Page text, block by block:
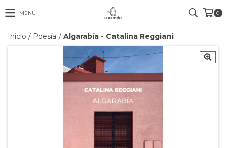
MENÚ 0
Inicio / Poesía / Algarabía - Catalina Reggiani